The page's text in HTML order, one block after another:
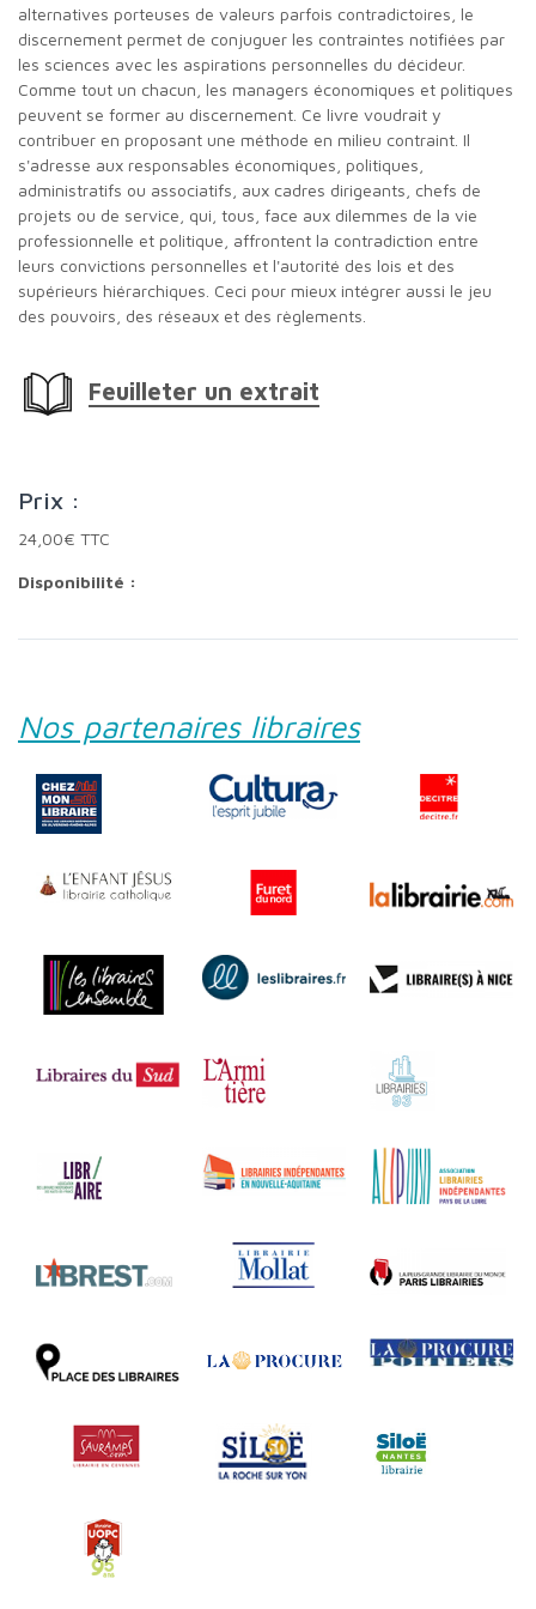
alternatives porteuses de valeurs parfois contradictoires, le
discernement permet de conjuguer les contraintes notifiées par
les sciences avec les aspirations personnelles du décideur.
Comme tout un chacun, les managers économiques et politiques
peuvent se former au discernement. Ce livre voudrait y
contribuer en proposant une méthode en milieu contraint. Il
s'adresse aux responsables économiques, politiques,
administratifs ou associatifs, aux cadres dirigeants, chefs de
projets ou de service, qui, tous, face aux dilemmes de la vie
professionnelle et politique, affrontent la contradiction entre
leurs convictions personnelles et l'autorité des lois et des
supérieurs hiérarchiques. Ceci pour mieux intégrer aussi le jeu
des pouvoirs, des réseaux et des règlements.
Feuilleter un extrait
Prix :
24,00€ TTC
Disponibilité :
Nos partenaires libraires